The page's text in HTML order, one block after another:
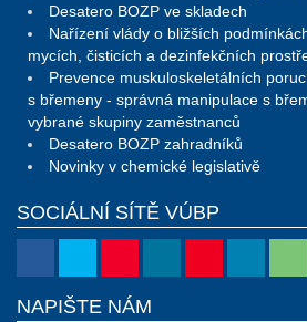
Desatero BOZP ve skladech
Nařízení vlády o bližších
mycích, čisticích a dezinfekčních
Prevence muskuloskeletálních
s břemeny - správná manipulace s
vybrané skupiny zaměstnanců
Desatero BOZP zahradníků
Novinky v chemické legislativě
SOCIÁLNÍ SÍTĚ VÚBP
NAPIŠTE NÁM